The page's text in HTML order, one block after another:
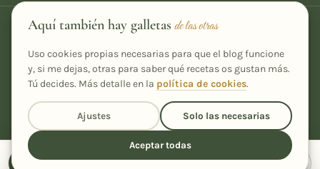
Aquí también hay galletas de las otras
Uso cookies propias necesarias para que el blog funcione
y, si me dejas, otras para saber qué recetas os gustan más.
Tú decides. Más detalle en la política de cookies.
Aceptar todas
Solo las necesarias
Ajustes
Receta Cocinar Compartir
Recetas caseras, fáciles y con un toque especial, desde Ourense